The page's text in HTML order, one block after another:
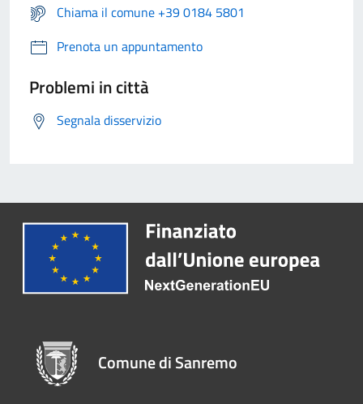
Chiama il comune +39 0184 5801
Prenota un appuntamento
Problemi in città
Segnala disservizio
Comune di Sanremo